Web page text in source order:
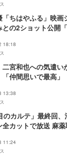
「ちはやふる」映画
の2ショット公開
18:18
二宮和也への気遣い
仲間思いで最高」
13:38
のカルテ」最終回
全カットで放送 麻
11:24